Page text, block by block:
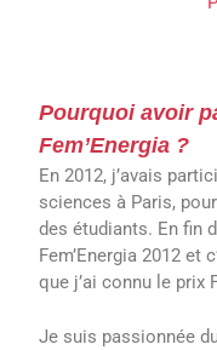
Pourquoi avoir
Fem’Energia ?
En 2012, j’avais
sciences à Paris,
des étudiants. En fin
Fem’Energia 2012 et
que j’ai connu le prix
Je suis passionnée